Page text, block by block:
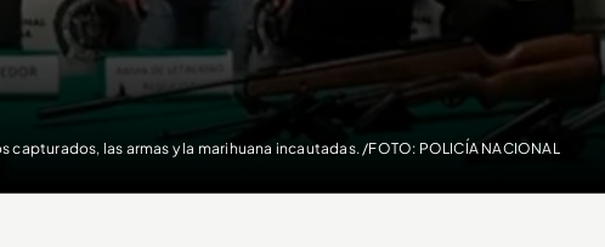
capturados, las armas y la marihuana incautadas. /FOTO: POLICÍA NACIONAL